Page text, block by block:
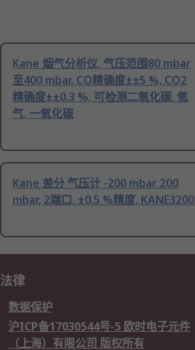
Kane 烟气分析仪, 气压范围80 mbar
至400 mbar, CO精确度±±5 %, CO2
精确度±±0.3 %, 可检测二氧化碳, 氧
气, 一氧化碳
Kane 差分 气压计 -200 mbar 200
mbar, 2端口, ±0.5 %精度, KANE3200
法律
数据保护
沪ICP备17030544号-5 欧时电子元件
（上海）有限公司 版权所有